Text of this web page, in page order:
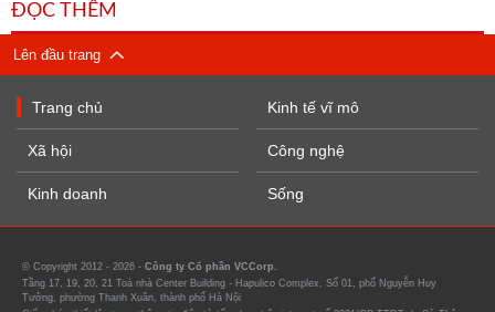
ĐỌC THÊM
Lên đầu trang
Trang chủ
Xã hội
Kinh doanh
Kinh tế vĩ mô
Công nghệ
Sống
© Copyright 2012 - 2026 - Công ty Cổ phần VCCorp.
Tầng 17, 19, 20, 21 Toà nhà Center Building - Hapulico Complex, Số 01, phố Nguyễn Huy
Tưởng, phường Thanh Xuân, thành phố Hà Nội